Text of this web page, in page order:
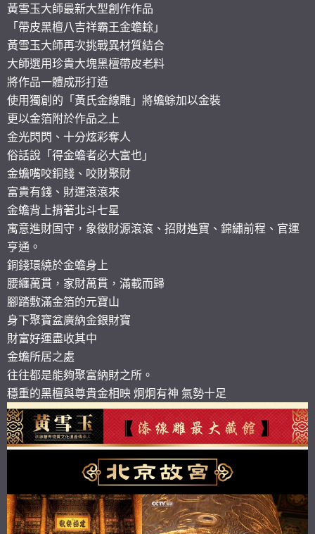
黃雪玉大師最新大型創作作品
「帶皮黑檀八吉祥霸王金蟾蜍」
黃雪玉大師再次挑戰異材質結合
大師選用珍貴大塊黑檀帶皮老料
將作品一體成形打造
使用獨創的「黃氏金線雕」將蟾蜍加以金裝
更以金箔附於作品之上
金光閃閃、十分炫彩奪人
俗話說「得金蟾者必大富也」
金蟾嘴咬銅錢、咬財聚財
富貴有錢、財運滾滾來
金蟾背上揹著北斗七星
寓意進財固守，象徵財源滾滾、招財進寶、錦繡前程、官運
亨通。
銅錢環繞於金蟾身上
腰纏萬貫，家財萬貫，滿載而歸
腳踏敷滿金箔的元寶山
身下聚寶盆廣納金銀財寶
財富好運盡收其中
金蟾所居之處
往往都是能夠聚富納財之所。
穩重的黑檀與尊貴金相映 炯炯有神 氣勢十足